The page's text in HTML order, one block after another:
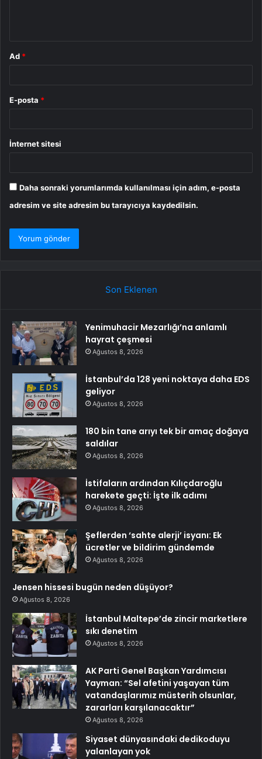
Ad *
E-posta *
İnternet sitesi
Daha sonraki yorumlarımda kullanılması için adım, e-posta
adresim ve site adresim bu tarayıcıya kaydedilsin.
Son Eklenen
Yenimuhacir Mezarlığı’na anlamlı
hayrat çeşmesi
Ağustos 8, 2026
İstanbul’da 128 yeni noktaya daha EDS
geliyor
Ağustos 8, 2026
180 bin tane arıyı tek bir amaç doğaya
saldılar
Ağustos 8, 2026
İstifaların ardından Kılıçdaroğlu
harekete geçti: İşte ilk adımı
Ağustos 8, 2026
Şeflerden ‘sahte alerji’ isyanı: Ek
ücretler ve bildirim gündemde
Ağustos 8, 2026
Jensen hissesi bugün neden düşüyor?
Ağustos 8, 2026
İstanbul Maltepe’de zincir marketlere
sıkı denetim
Ağustos 8, 2026
AK Parti Genel Başkan Yardımcısı
Yayman: “Sel afetini yaşayan tüm
vatandaşlarımız müsterih olsunlar,
zararları karşılanacaktır”
Ağustos 8, 2026
Siyaset dünyasındaki dedikoduyu
yalanlayan yok